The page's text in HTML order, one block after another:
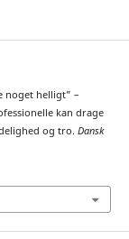
noget helligt” –
kan drage
og tro. Dansk